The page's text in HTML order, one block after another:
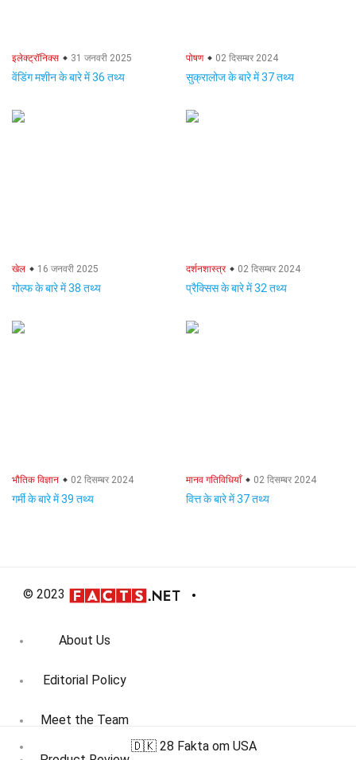
इलेक्ट्रॉनिक्स 31 जनवरी 2025
वेंडिंग मशीन के बारे में 36 तथ्य
पोषण 02 दिसम्बर 2024
सुक्रालोज के बारे में 37 तथ्य
खेल 16 जनवरी 2025
गोल्फ के बारे में 38 तथ्य
दर्शनशास्त्र 02 दिसम्बर 2024
प्रैक्सिस के बारे में 32 तथ्य
भौतिक विज्ञान 02 दिसम्बर 2024
गर्मी के बारे में 39 तथ्य
मानव गतिविधियाँ 02 दिसम्बर 2024
वित्त के बारे में 37 तथ्य
© 2023
About Us
Editorial Policy
Meet the Team
🇩🇰 28 Fakta om USA